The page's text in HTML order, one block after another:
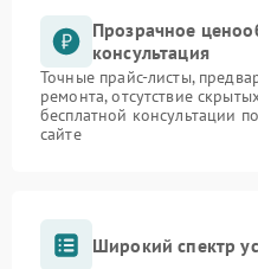
Прозрачное
консультация
Точные прайс-листы,
ремонта, отсутствие
бесплатной консультации
сайте
Широкий спектр